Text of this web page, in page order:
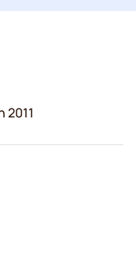
2011